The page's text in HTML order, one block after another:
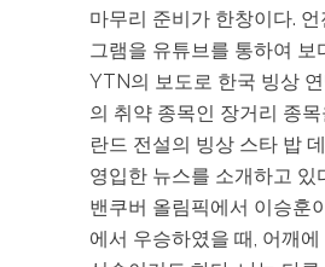
마무리 준비가 한창이다.
그램을 유튜브를 통하여 보
YTN의 보도로 한국 빙상
의 취약 종목인 장거리 종
란드 전설의 빙상 스타 밥
영입한 뉴스를 소개하고 있
밴쿠버 올림픽에서 이승훈
에서 우승하였을 때, 어깨